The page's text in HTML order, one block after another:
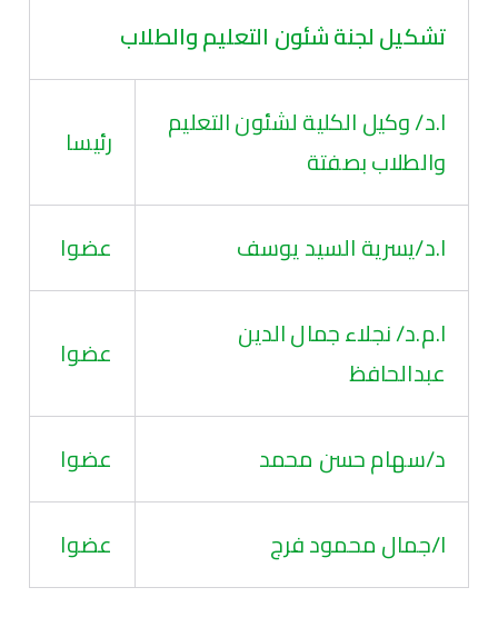
تشكيل لجنة شئون التعليم والطلاب
ا.د/ وكيل الكلية لشئون التعليم
والطلاب بصفتة
رئيسا
ا.د/يسرية السيد يوسف عضوا
ا.م.د/ نجلاء جمال الدين
عبدالحافظ
عضوا
د/سهام حسن محمد عضوا
ا/جمال محمود فرج عضوا